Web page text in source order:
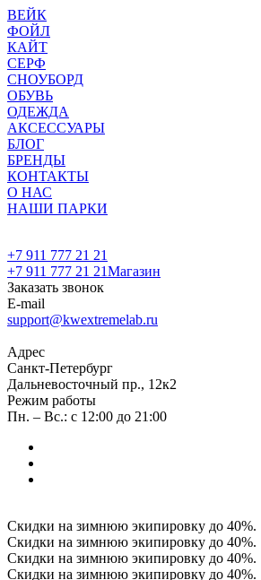
ВЕЙК
ФОЙЛ
КАЙТ
СЕРФ
СНОУБОРД
ОБУВЬ
ОДЕЖДА
АКСЕССУАРЫ
БЛОГ
БРЕНДЫ
КОНТАКТЫ
О НАС
НАШИ ПАРКИ
+7 911 777 21 21
+7 911 777 21 21Магазин
Заказать звонок
E-mail
support@kwextremelab.ru
Адрес
Санкт-Петербург
Дальневосточный пр., 12к2
Режим работы
Пн. – Вс.: с 12:00 до 21:00
Скидки на зимнюю экипировку до 40%.
Скидки на зимнюю экипировку до 40%.
Скидки на зимнюю экипировку до 40%.
Скидки на зимнюю экипировку до 40%.